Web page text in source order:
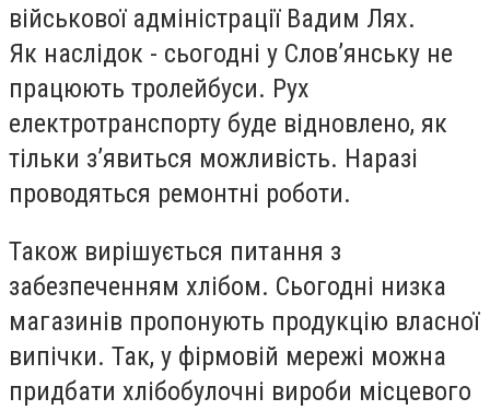
військової адміністрації Вадим Лях.
Як наслідок - сьогодні у Слов’янську не
працюють тролейбуси. Рух
електротранспорту буде відновлено, як
тільки з’явиться можливість. Наразі
проводяться ремонтні роботи.
Також вирішується питання з
забезпеченням хлібом. Сьогодні низка
магазинів пропонують продукцію власної
випічки. Так, у фірмовій мережі можна
придбати хлібобулочні вироби місцевого